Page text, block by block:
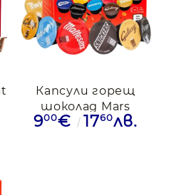
Капсули горещ
шоколад Mars
Selebrations, Dolce
900€ 1760лв.